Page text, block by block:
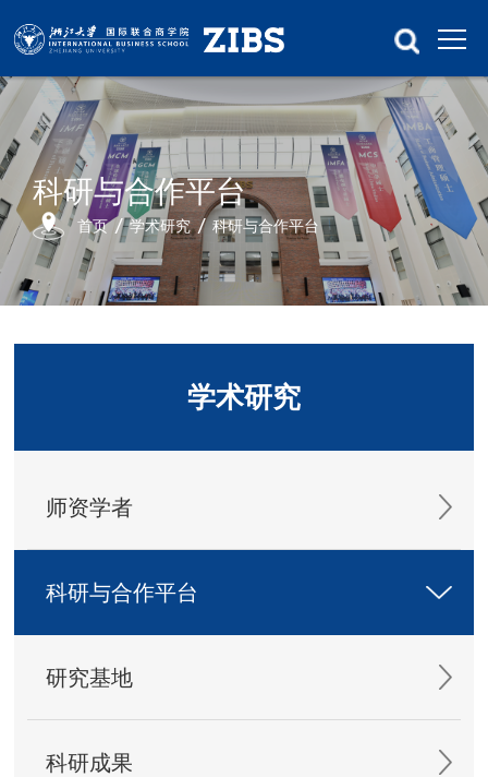
科研与合作平台
首页 学术研究 科研与合作平台
学术研究
师资学者
科研与合作平台
研究基地
科研成果